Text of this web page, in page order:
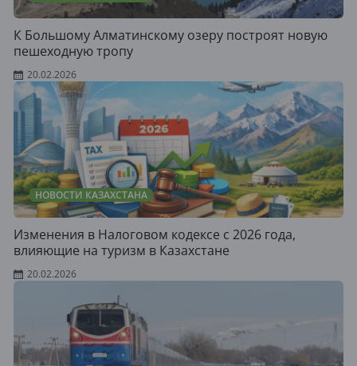
К Большому Алматинскому озеру построят новую
пешеходную тропу
20.02.2026
НОВОСТИ КАЗАХСТАНА
Изменения в Налоговом кодексе с 2026 года,
влияющие на туризм в Казахстане
20.02.2026